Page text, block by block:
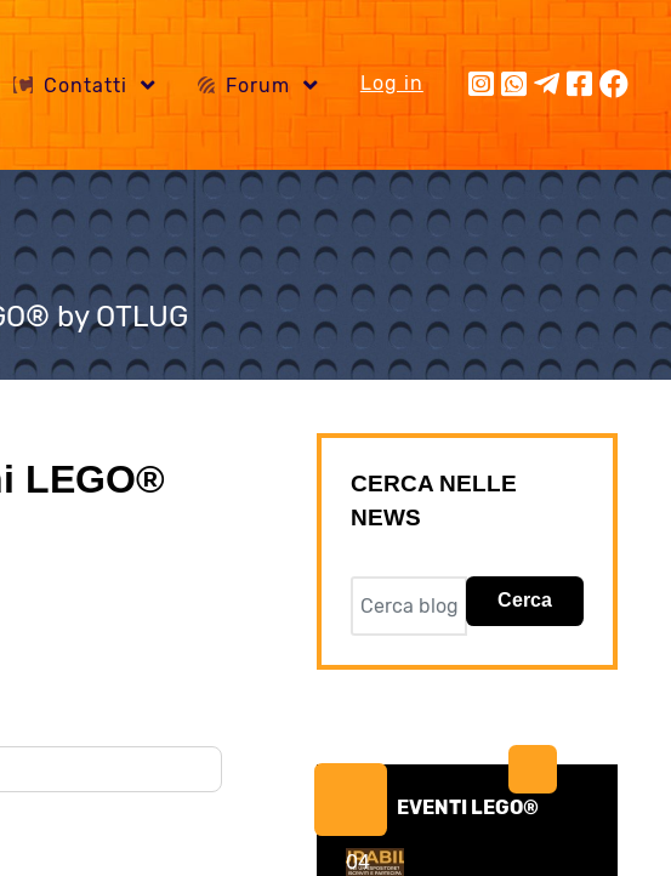
Contatti Forum Log in
by OTLUG
LEGO®
CERCA NELLE
NEWS
Cerca
EVENTI LEGO®
04